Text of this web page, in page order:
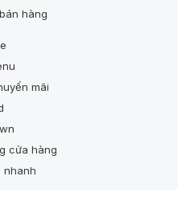
hàng
mãi
cửa hàng
nhanh